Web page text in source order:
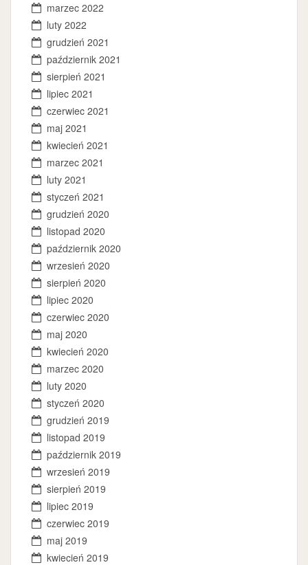
marzec 2022
luty 2022
grudzień 2021
październik 2021
sierpień 2021
lipiec 2021
czerwiec 2021
maj 2021
kwiecień 2021
marzec 2021
luty 2021
styczeń 2021
grudzień 2020
listopad 2020
październik 2020
wrzesień 2020
sierpień 2020
lipiec 2020
czerwiec 2020
maj 2020
kwiecień 2020
marzec 2020
luty 2020
styczeń 2020
grudzień 2019
listopad 2019
październik 2019
wrzesień 2019
sierpień 2019
lipiec 2019
czerwiec 2019
maj 2019
kwiecień 2019